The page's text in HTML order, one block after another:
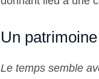
Un
Le temps semble